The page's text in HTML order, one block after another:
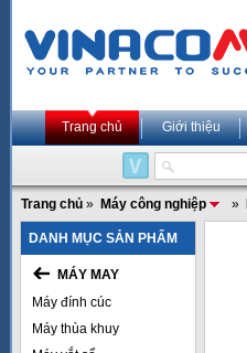
Trang chủ Giới thiệu
Trang chủ » Máy công nghiệp »
DANH MỤC SẢN PHẨM
MÁY MAY
Máy đính cúc
Máy thùa khuy